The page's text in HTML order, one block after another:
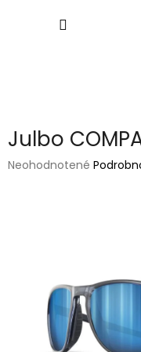
Julbo
Priemerné
Neohodnotené